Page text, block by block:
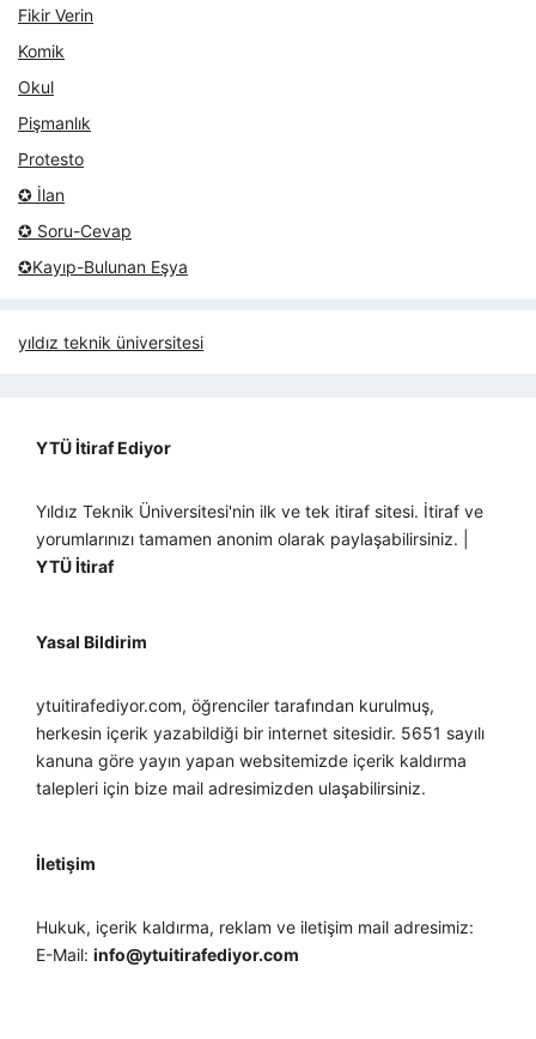
Fikir Verin
Komik
Okul
Pişmanlık
Protesto
✪ İlan
✪ Soru-Cevap
✪Kayıp-Bulunan Eşya
yıldız teknik üniversitesi
YTÜ İtiraf Ediyor
Yıldız Teknik Üniversitesi'nin ilk ve tek itiraf sitesi. İtiraf ve
yorumlarınızı tamamen anonim olarak paylaşabilirsiniz. |
YTÜ İtiraf
Yasal Bildirim
ytuitirafediyor.com, öğrenciler tarafından kurulmuş,
herkesin içerik yazabildiği bir internet sitesidir. 5651 sayılı
kanuna göre yayın yapan websitemizde içerik kaldırma
talepleri için bize mail adresimizden ulaşabilirsiniz.
İletişim
Hukuk, içerik kaldırma, reklam ve iletişim mail adresimiz:
E-Mail: info@ytuitirafediyor.com